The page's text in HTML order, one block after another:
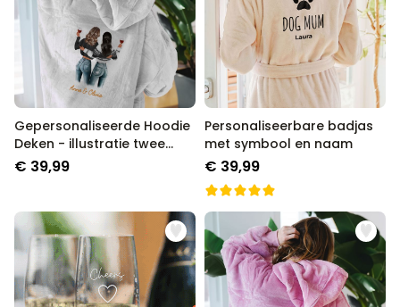
Gepersonaliseerde Hoodie
Deken - illustratie twee
vriendinnen
€ 39,99
Personaliseerbare badjas
met symbool en naam
€ 39,99
PERFORMANCE
MARKETING OVERIGE